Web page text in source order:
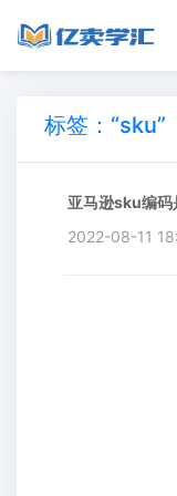
标签：“sku”
亚马逊sku编码
2022-08-11